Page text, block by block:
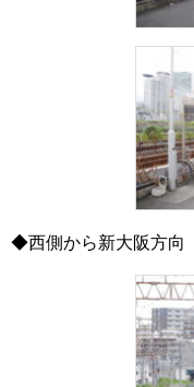
◆西側から新大阪方向